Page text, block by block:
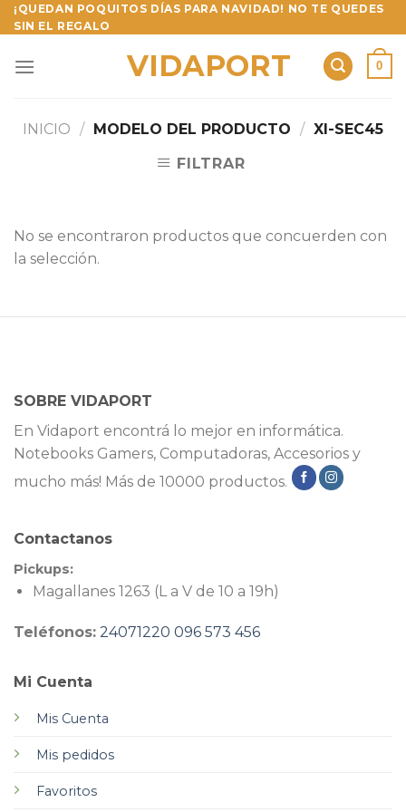
Skip
to
¡QUEDAN POQUITOS DÍAS PARA NAVIDAD! NO TE QUEDES
SIN EL REGALO
VIDAPORT 0
INICIO / MODELO DEL PRODUCTO / XI-SEC45
FILTRAR
No se encontraron productos que concuerden con
la selección.
SOBRE VIDAPORT
En Vidaport encontrá lo mejor en informática.
Notebooks Gamers, Computadoras, Accesorios y
mucho más! Más de 10000 productos.
Mi Cuenta
Mis Cuenta
Mis pedidos
Favoritos
Contactanos
Pickups:
Magallanes 1263 (L a V de 10 a 19h)
Teléfonos: 24071220 096 573 456